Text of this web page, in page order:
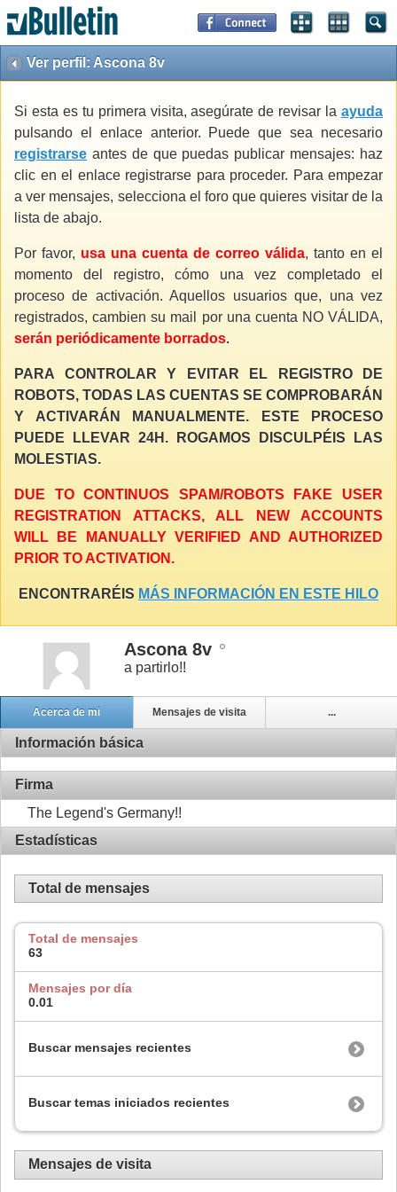
Ver perfil: Ascona 8v
Si esta es tu primera visita, asegúrate de revisar la ayuda
pulsando el enlace anterior. Puede que sea necesario
registrarse antes de que puedas publicar mensajes: haz
clic en el enlace registrarse para proceder. Para empezar
a ver mensajes, selecciona el foro que quieres visitar de la
lista de abajo.
Por favor, usa una cuenta de correo válida, tanto en el
momento del registro, cómo una vez completado el
proceso de activación. Aquellos usuarios que, una vez
registrados, cambien su mail por una cuenta NO VÁLIDA,
serán periódicamente borrados.
PARA CONTROLAR Y EVITAR EL REGISTRO DE
ROBOTS, TODAS LAS CUENTAS SE COMPROBARÁN
Y ACTIVARÁN MANUALMENTE. ESTE PROCESO
PUEDE LLEVAR 24H. ROGAMOS DISCULPÉIS LAS
MOLESTIAS.
DUE TO CONTINUOS SPAM/ROBOTS FAKE USER
REGISTRATION ATTACKS, ALL NEW ACCOUNTS
WILL BE MANUALLY VERIFIED AND AUTHORIZED
PRIOR TO ACTIVATION.
ENCONTRARÉIS MÁS INFORMACIÓN EN ESTE HILO
Ascona 8v
a partirlo!!
Acerca de mi Mensajes de visita ...
Información básica
Firma
The Legend's Germany!!
Estadísticas
Total de mensajes
Total de mensajes
63
Mensajes por día
0.01
Buscar mensajes recientes
Buscar temas iniciados recientes
Mensajes de visita